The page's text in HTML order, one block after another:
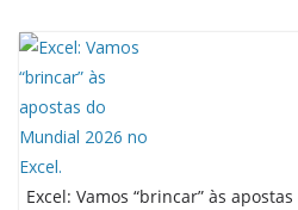
Excel: Vamos “brincar” às